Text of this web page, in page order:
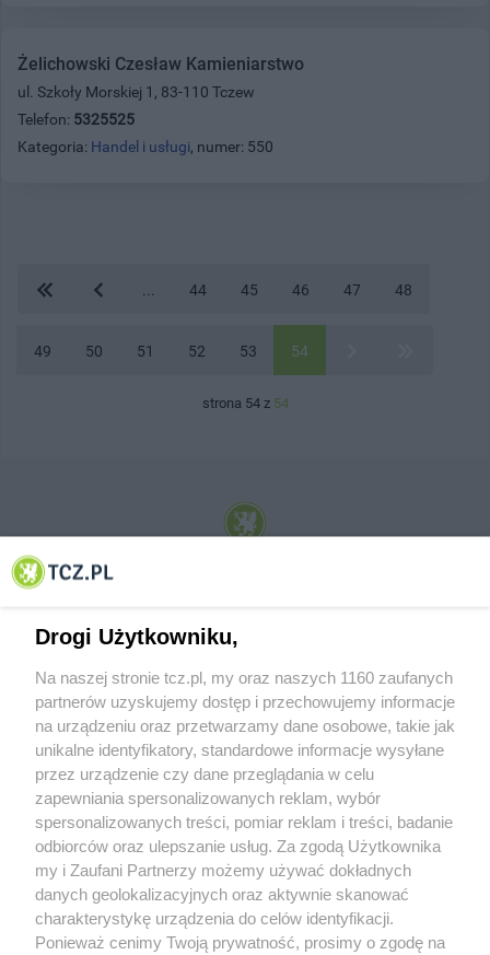
Żelichowski Czesław Kamieniarstwo
ul. Szkoły Morskiej 1, 83-110 Tczew
Telefon: 5325525
Kategoria: Handel i usługi, numer: 550
44 45 46 47 48
49 50 51 52 53 54
strona 54 z 54
© 2001-2026 Tczew - TCZ.PL Sp. z o.o. Internetowy Serwis Informacyjny Miasta
O FIRMIE POLITYKA PRYWATNOŚCI HOSTING
REKLAMA WSPÓŁPRACA RSS FACEBOOK KONTAKT
Nasze serwisy
Aktualności
Muzyka i kultura
Drogi Użytkowniku,
Na naszej stronie tcz.pl, my oraz naszych 1160 zaufanych
partnerów uzyskujemy dostęp i przechowujemy informacje
na urządzeniu oraz przetwarzamy dane osobowe, takie jak
unikalne identyfikatory, standardowe informacje wysyłane
przez urządzenie czy dane przeglądania w celu
zapewniania spersonalizowanych reklam, wybór
spersonalizowanych treści, pomiar reklam i treści, badanie
odbiorców oraz ulepszanie usług. Za zgodą Użytkownika
my i Zaufani Partnerzy możemy używać dokładnych
danych geolokalizacyjnych oraz aktywnie skanować
charakterystykę urządzenia do celów identyfikacji.
Ponieważ cenimy Twoją prywatność, prosimy o zgodę na